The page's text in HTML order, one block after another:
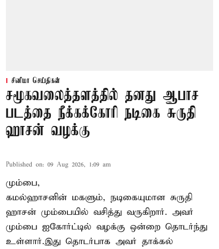
சினிமா செய்திகள்
சமூகவலைத்தளத்தில் தனது ஆபாச
படத்தை நீக்கக்கோரி நடிகை சுருதி
ஹாசன் வழக்கு
Published on: 09 Aug 2026, 1:09 am
மும்பை,
கமல்ஹாசனின் மகளும், நடிகையுமான சுருதி
ஹாசன் மும்பையில் வசித்து வருகிறார். அவர்
மும்பை ஐகோர்ட்டில் வழக்கு ஒன்றை தொடர்ந்து
உள்ளார்.இது தொடர்பாக அவர் தாக்கல்